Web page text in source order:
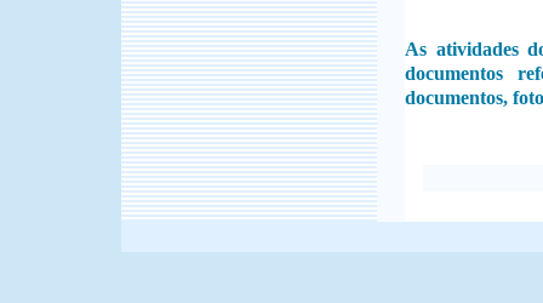
As atividades
documentos
documentos,